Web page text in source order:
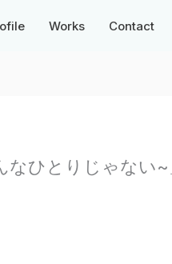
Works Contact
ひとりじゃない~